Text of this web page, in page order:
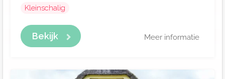
Kleinschalig
Bekijk Meer informatie